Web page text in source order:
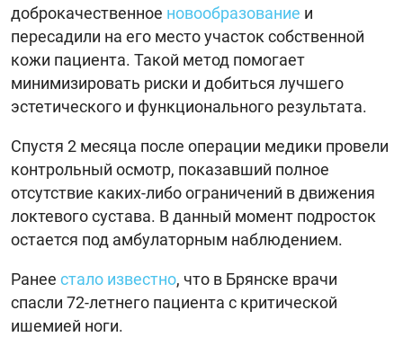
доброкачественное новообразование и
пересадили на его место участок собственной
кожи пациента. Такой метод помогает
минимизировать риски и добиться лучшего
эстетического и функционального результата.
Спустя 2 месяца после операции медики провели
контрольный осмотр, показавший полное
отсутствие каких-либо ограничений в движения
локтевого сустава. В данный момент подросток
остается под амбулаторным наблюдением.
Ранее стало известно, что в Брянске врачи
спасли 72-летнего пациента с критической
ишемией ноги.